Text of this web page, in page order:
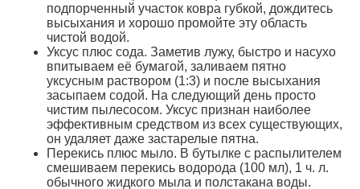
подпорченный участок ковра губкой, дождитесь
высыхания и хорошо промойте эту область
чистой водой.
Уксус плюс сода. Заметив лужу, быстро и насухо
впитываем её бумагой, заливаем пятно
уксусным раствором (1:3) и после высыхания
засыпаем содой. На следующий день просто
чистим пылесосом. Уксус признан наиболее
эффективным средством из всех существующих,
он удаляет даже застарелые пятна.
Перекись плюс мыло. В бутылке с распылителем
смешиваем перекись водорода (100 мл), 1 ч. л.
обычного жидкого мыла и полстакана воды.